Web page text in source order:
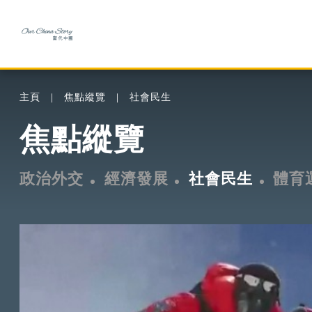
主頁 焦點縱覽 社會民生
焦點縱覽
政治外交 經濟發展 社會民生 體育